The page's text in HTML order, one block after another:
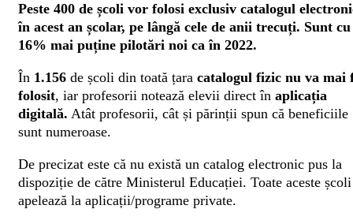
Peste 400 de școli vor folosi exclusiv catalogul
în acest an școlar, pe lângă cele de anii trecuți. Sunt cu
16% mai puține pilotări noi ca în 2022.
În 1.156 de școli din toată țara catalogul fizic nu va mai
folosit, iar profesorii notează elevii direct în aplicația
digitală. Atât profesorii, cât și părinții spun că beneficiile
sunt numeroase.
De precizat este că nu există un catalog electronic pus la
dispoziție de către Ministerul Educației. Toate aceste școli
apelează la aplicații/programe private.